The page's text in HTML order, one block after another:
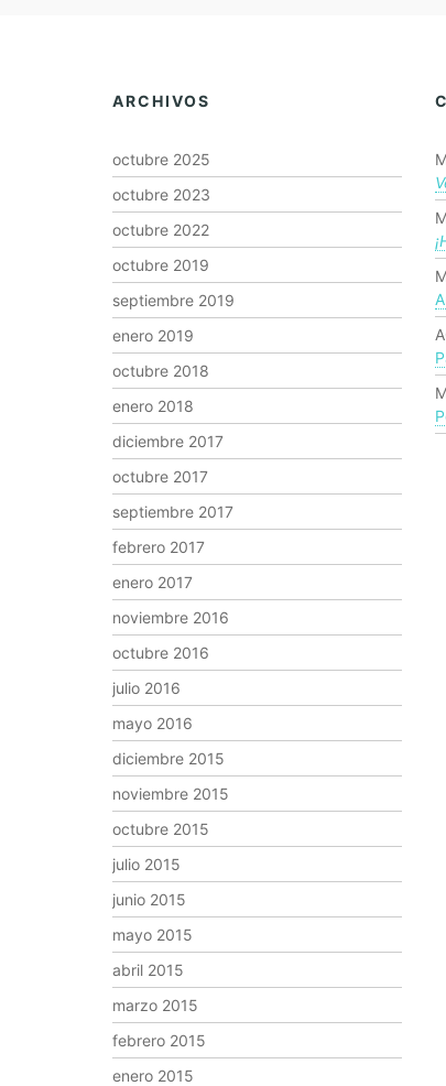
ARCHIVOS
octubre 2025
octubre 2023
octubre 2022
octubre 2019
septiembre 2019
enero 2019
octubre 2018
enero 2018
diciembre 2017
octubre 2017
septiembre 2017
febrero 2017
enero 2017
noviembre 2016
octubre 2016
julio 2016
mayo 2016
diciembre 2015
noviembre 2015
octubre 2015
julio 2015
junio 2015
mayo 2015
abril 2015
marzo 2015
febrero 2015
enero 2015